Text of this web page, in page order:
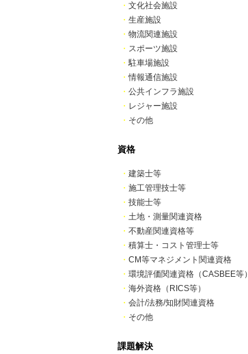
・ 文化社会施設
・ 生産施設
・ 物流関連施設
・ スポーツ施設
・駐車場施設
・情報通信施設
・ 公共インフラ施設
・ レジャー施設
・ その他
資格
・ 建築士等
・ 施工管理技士等
・ 技能士等
・ 土地・測量関連資格
・ 不動産関連資格等
・ 積算士・コスト管理士等
・ CM等マネジメント関連資格
・ 環境評価関連資格（CASBEE等）
・ 海外資格（RICS等）
・ 会計/法務/知財関連資格
・ その他
課題解決